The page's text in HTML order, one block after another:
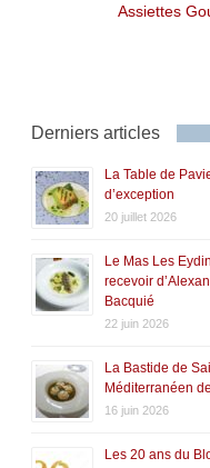
Assiettes
Derniers articles
La Table de
d’exception
20 juillet 2026
Le Mas Les
recevoir
Bacquié
22 juin 2026
La Bastide de
Méditerranéen
16 juin 2026
Les 20 ans du